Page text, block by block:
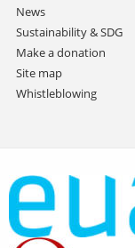
News
Sustainability & SDG
Make a donation
Site map
Whistleblowing